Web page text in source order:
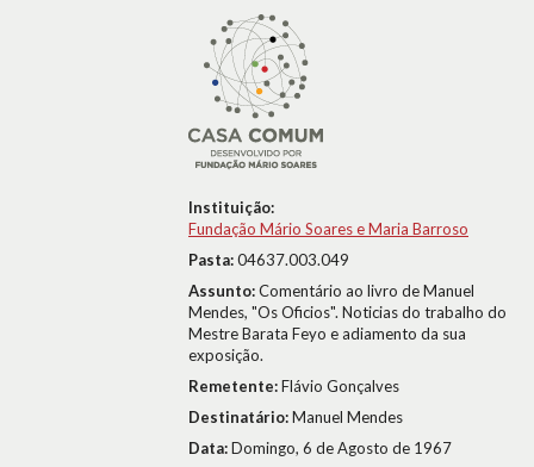
Instituição:
Fundação Mário Soares e Maria Barroso
Pasta:04637.003.049
Assunto:Comentário ao livro de Manuel
Mendes, "Os Oficios". Noticias do trabalho do
Mestre Barata Feyo e adiamento da sua
exposição.
Remetente:Flávio Gonçalves
Destinatário:Manuel Mendes
Data:Domingo, 6 de Agosto de 1967